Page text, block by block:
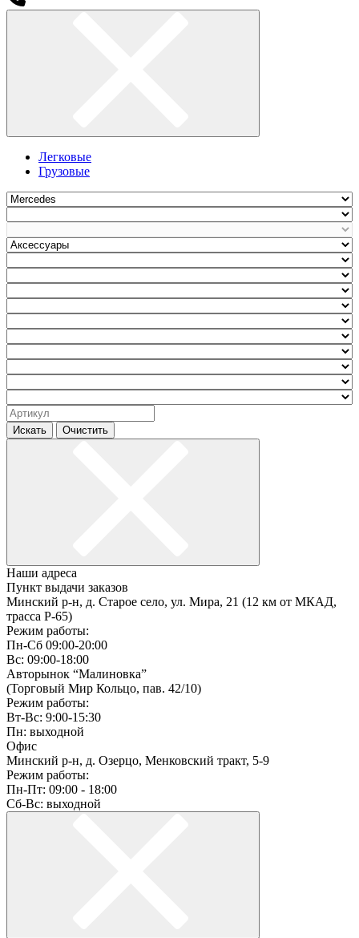
Легковые
Грузовые
Искать Очистить
Наши адреса
Пункт выдачи заказов
Минский р-н, д. Старое село, ул. Мира, 21 (12 км от МКАД,
трасса P-65)
Режим работы:
Пн-Сб 09:00-20:00
Вс: 09:00-18:00
Авторынок “Малиновка”
(Торговый Мир Кольцо, пав. 42/10)
Режим работы:
Вт-Вс: 9:00-15:30
Пн: выходной
Офис
Минский р-н, д. Озерцо, Менковский тракт, 5-9
Режим работы:
Пн-Пт: 09:00 - 18:00
Сб-Вс: выходной